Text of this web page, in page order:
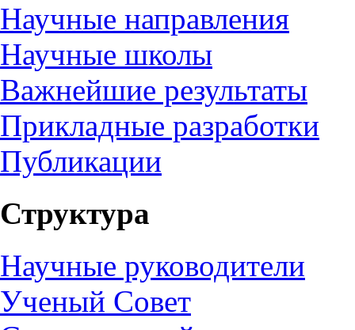
Научные направления
Научные школы
Важнейшие результаты
Прикладные разработки
Публикации
Структура
Научные руководители
Ученый Совет